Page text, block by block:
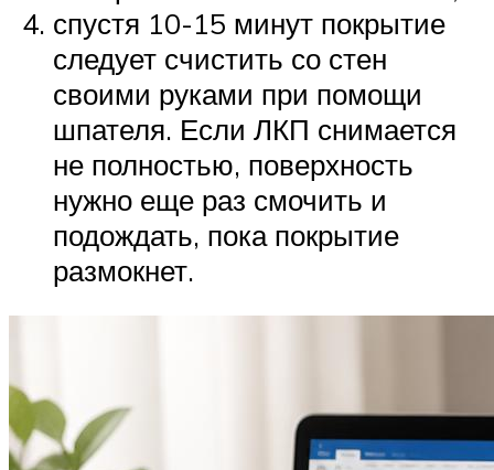
спустя 10-15 минут покрытие
следует счистить со стен
своими руками при помощи
шпателя. Если ЛКП снимается
не полностью, поверхность
нужно еще раз смочить и
подождать, пока покрытие
размокнет.